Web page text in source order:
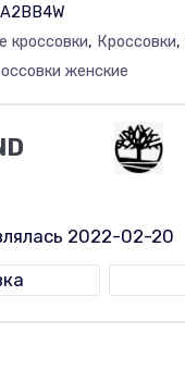
кроссовки, Кроссовки,
женские
2022-02-20